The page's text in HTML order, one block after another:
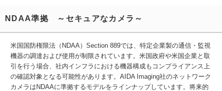
NDAA準拠 ～セキュアなカメラ～
米国国防権限法（NDAA）Section 889では、特定企業製の通信・監視
機器の調達および使用が制限されています。米国政府や米国企業と取
引を行う場合、社内インフラにおける機器構成もコンプライアンス上
の確認対象となる可能性があります。AIDA Imaging社のネットワーク
カメラはNDAAに準拠するモデルをラインナップしています。将来的